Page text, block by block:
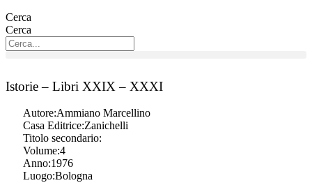
Cerca
Cerca
Istorie – Libri XXIX – XXXI
Autore:Ammiano Marcellino
Casa Editrice:Zanichelli
Titolo secondario:
Volume:4
Anno:1976
Luogo:Bologna